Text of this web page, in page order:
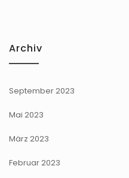
Archiv
September 2023
Mai 2023
März 2023
Februar 2023